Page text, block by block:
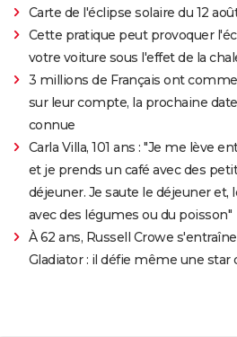
Carte de l'éclipse solaire du 12
Cette pratique peut provoquer
votre voiture sous l'effet de la
3 millions de Français ont
sur leur compte, la prochaine
connue
Carla Villa, 101 ans : "Je me lève
et je prends un café avec des
déjeuner. Je saute le déjeuner et,
avec des légumes ou du poisson"
À 62 ans, Russell Crowe
Gladiator : il défie même une star